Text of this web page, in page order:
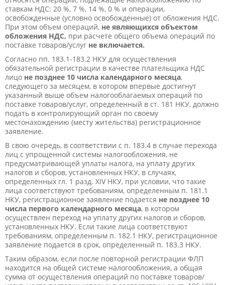
ставкам НДС: 20 %, 7 %, 14 %, 0 % и операции,
освобожденные (условно освобожденные) от обложения НДС.
При этом объем операций, не являющихся объектом
обложения НДС, при расчете общего объема операций по
поставке товаров/услуг не включается.
Согласно пп. 183.1-183.2 НКУ для осуществления
обязательной регистрации в качестве плательщика НДС
лицо не позднее 10 числа календарного месяца,
следующего за месяцем, в котором впервые достигнут
указанный выше объем налогооблагаемых операций по
поставке товаров/услуг, определенный в ст. 181 НКУ, должно
подать в контролирующий орган по своему
местонахождению (месту жительства) регистрационное
заявление.
В свою очередь, в соответствии с п. 183.4 в случае перехода
лиц с упрощенной системы налогообложения, не
предусматривающей уплаты налога, на уплату других
налогов и сборов, установленных НКУ, в случаях,
определенных гл. 1 разд. XIV НКУ, при условии, что такие
лица соответствуют требованиям, определенным п. 181.1
НКУ, регистрационное заявление подается не позднее 10
числа первого календарного месяца, в котором
осуществлен переход на уплату других налогов и сборов,
установленных НКУ. Если такие лица соответствуют
требованиям, определенным п. 182.1 НКУ, регистрационное
заявление подается в срок, определенный п. 183.3 НКУ.
Таким образом, если после повторной регистрации ФЛП
находится на общей системе налогообложения, а общая
сумма от осуществления операций по поставке товаров/